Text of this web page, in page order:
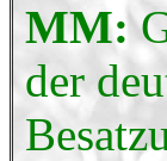
MM:
der